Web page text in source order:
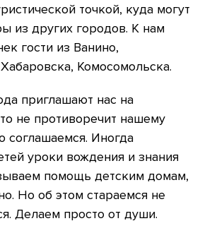
точкой, куда могут
из других городов. К нам
гости из Ванино,
Комосомольска.
приглашают нас на
не противоречит нашему
соглашаемся. Иногда
уроки вождения и знания
помощь детским домам,
Но об этом стараемся не
Делаем просто от души.